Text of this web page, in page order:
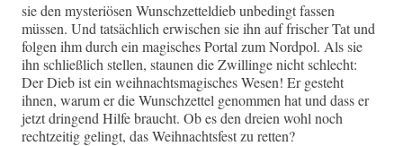
sie den mysteriösen Wunschzetteldieb unbedingt fassen
müssen. Und tatsächlich erwischen sie ihn auf frischer Tat und
folgen ihm durch ein magisches Portal zum Nordpol. Als sie
ihn schließlich stellen, staunen die Zwillinge nicht schlecht:
Der Dieb ist ein weihnachtsmagisches Wesen! Er gesteht
ihnen, warum er die Wunschzettel genommen hat und dass er
jetzt dringend Hilfe braucht. Ob es den dreien wohl noch
rechtzeitig gelingt, das Weihnachtsfest zu retten?